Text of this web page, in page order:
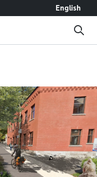
English